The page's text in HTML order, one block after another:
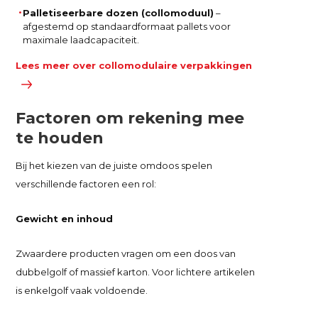
Palletiseerbare dozen (collomoduul) –
afgestemd op standaardformaat pallets voor
maximale laadcapaciteit.
Lees meer over collomodulaire verpakkingen
Factoren om rekening mee
te houden
Bij het kiezen van de juiste omdoos spelen
verschillende factoren een rol:
Gewicht en inhoud
Zwaardere producten vragen om een doos van
dubbelgolf of massief karton. Voor lichtere artikelen
is enkelgolf vaak voldoende.